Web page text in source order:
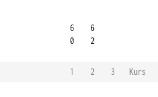
6
0
6
2
1 2 3
Kurs